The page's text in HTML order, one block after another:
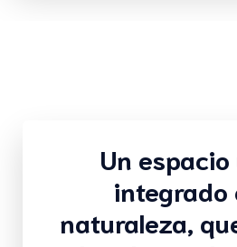
Un
integrado
naturaleza,